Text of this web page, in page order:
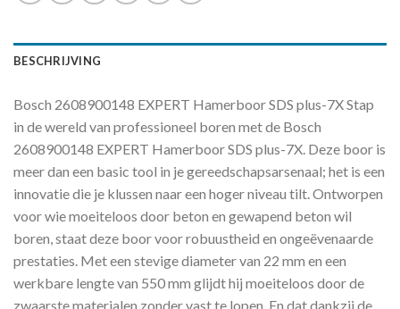
BESCHRIJVING
Bosch 2608900148 EXPERT Hamerboor SDS plus-7X Stap
in de wereld van professioneel boren met de Bosch
2608900148 EXPERT Hamerboor SDS plus-7X. Deze boor is
meer dan een basic tool in je gereedschapsarsenaal; het is een
innovatie die je klussen naar een hoger niveau tilt. Ontworpen
voor wie moeiteloos door beton en gewapend beton wil
boren, staat deze boor voor robuustheid en ongeëvenaarde
prestaties. Met een stevige diameter van 22 mm en een
werkbare lengte van 550 mm glijdt hij moeiteloos door de
zwaarste materialen zonder vast te lopen. En dat dankzij de